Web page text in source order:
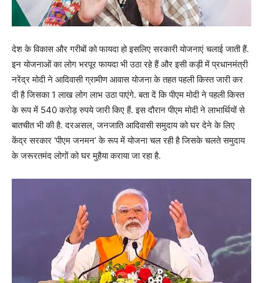
देश के विकास और गरीबों को फायदा हो इसलिए सरकारी योजनाएं चलाई जाती हैं.
इन योजनाओं का लोग भरपूर फायदा भी उठा रहे हैं और इसी कड़ी में प्रधानमंत्री
नरेंद्र मोदी ने आदिवासी ग्रामीण आवास योजना के तहत पहली किस्त जारी कर
दी है जिसका 1 लाख लोग लाभ उठा पाएंगे. बता दें कि पीएम मोदी ने पहली किस्त
के रूप में 540 करोड़ रुपये जारी किए हैं. इस दौरान पीएम मोदी ने लाभार्थियों से
बातचीत भी की है. दरअसल, जनजाति आदिवासी समुदाय को घर देने के लिए
केंद्र सरकार ‘पीएम जनमन’ के रूप में योजना चल रही है जिसके चलते समुदाय
के जरूरतमंद लोगों को घर मुहैया कराया जा रहा है.